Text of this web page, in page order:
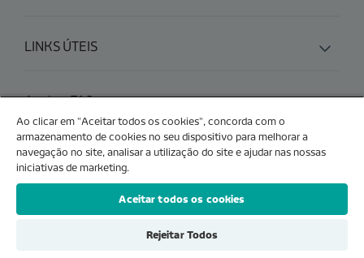
LINKS ÚTEIS
Ajuda e FAQs
Produtos e Serviços
SITE NOVOBANCO.PT
Ao clicar em "Aceitar todos os cookies", concorda com o
armazenamento de cookies no seu dispositivo para melhorar a
navegação no site, analisar a utilização do site e ajudar nas nossas
iniciativas de marketing.
Aceitar todos os cookies
Rejeitar Todos